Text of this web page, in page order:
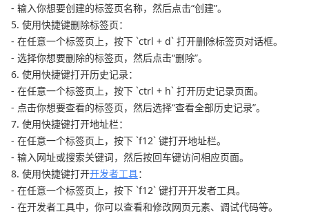
- 输入你想要创建的标签页名称，然后点击“创建”。
5. 使用快捷键删除标签页：
- 在任意一个标签页上，按下 `ctrl + d` 打开删除标签页对话框。
- 选择你想要删除的标签页，然后点击“删除”。
6. 使用快捷键打开历史记录：
- 在任意一个标签页上，按下 `ctrl + h` 打开历史记录页面。
- 点击你想要查看的标签页，然后选择“查看全部历史记录”。
7. 使用快捷键打开地址栏：
- 在任意一个标签页上，按下 `f12` 键打开地址栏。
- 输入网址或搜索关键词，然后按回车键访问相应页面。
8. 使用快捷键打开开发者工具：
- 在任意一个标签页上，按下 `f12` 键打开开发者工具。
- 在开发者工具中，你可以查看和修改网页元素、调试代码等。